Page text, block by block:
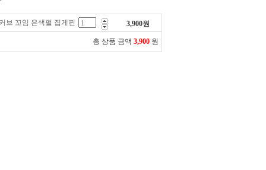
브 꼬임 은색펄 집게핀 3,900원
총 상품 금액 3,900 원